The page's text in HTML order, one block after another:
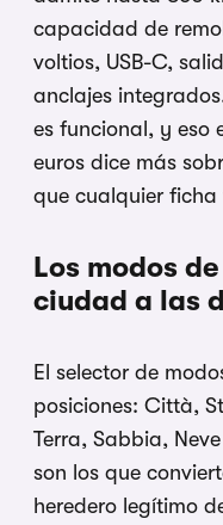
capacidad de
voltios, USB-C,
anclajes
es funcional, y eso
euros dice más
que cualquier ficha
Los modos
ciudad a las
El selector de
posiciones: Città,
Terra, Sabbia,
son los que
heredero legítimo